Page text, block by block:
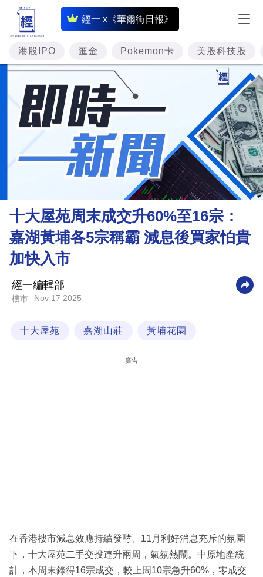
經一 x《華爾街日報》
即
時
財
經
專
題
投
資
樓
市
財
商
技
港股IPO 匯金 Pokemon卡 美股科技股
十大屋苑周末成交升60%至16宗：
嘉湖黃埔各5宗稱霸 減息後買家怕貴
加快入市
經一編輯部
樓市 Nov 17 2025
十大屋苑 嘉湖山莊 黃埔花園
廣告
在香港樓市減息效應持續發酵、11月利好消息充斥的氛圍
下，十大屋苑二手交投連升兩周，氣氛熱鬧。中原地產統
計，本周末錄得16宗成交，較上周10宗急升60%，零成交